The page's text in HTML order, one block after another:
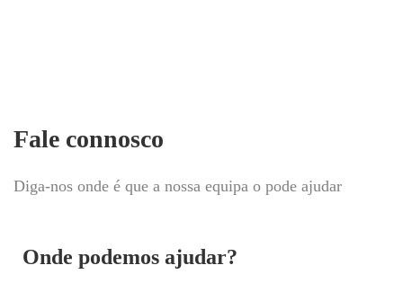
Fale connosco
Diga-nos onde é que a nossa equipa o pode ajudar
Onde podemos ajudar?